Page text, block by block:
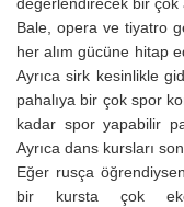
Bale, opera ve tiyatro
her alım gücüne hitap
Ayrıca sirk kesinlikle
pahalıya bir çok spor
kadar spor yapabilir
Ayrıca dans kursları
Eğer rusça
bir kursta çok